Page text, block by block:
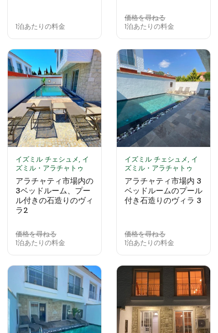
1泊あたりの料金
価格を尋ねる
1泊あたりの料金
イズミル チェシュメ, イ
ズミル・アラチャトゥ
アラチャティ市場内の
3ベッドルーム、プー
ル付きの石造りのヴィ
ラ2
価格を尋ねる
1泊あたりの料金
イズミル チェシュメ, イ
ズミル・アラチャトゥ
アラチャティ市場内 3
ベッドルームのプール
付き石造りのヴィラ 3
価格を尋ねる
1泊あたりの料金